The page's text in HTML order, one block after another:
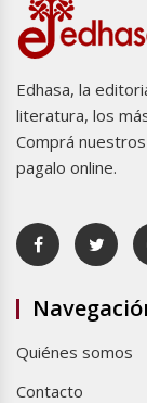
Edhasa, la
literatura, los
Comprá
pagalo online.
Quiénes somos
Contacto